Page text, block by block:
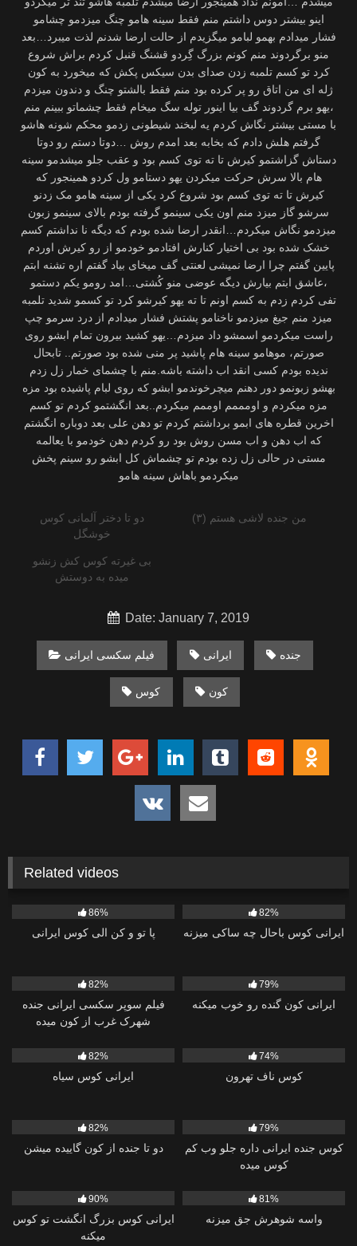
اینو بيشتر دوس داشتم منم فقط سینه هامو چنگ میزدمو چشامو
فشار میدادم بهمو لبامو میگزیدم از حالت ارضا شدنم لذت میبرد…بعد
منو برگردوند منم کونم بزرگ گِردو قشنگ قنبل کردم براش شروع
کرد تو کسم تلمبه زدن صدای بدن سیکس پکش که میخورد به کون
ژله ای من اتاق رو پر کرده بود منم فقط بالشتو چنگ و دندون میزدم
،یهو برم گردوند گف بیا اینور توله سگ میخام فقط چشماتو ببینم منم
با مستی بیشتر نگاش کردم یه لبخند شیطونی زدمو محکم شونه هاشو
گرفتم هلش دادم که بخابه بعد امدم روش …دوتا دستم رو دوتا
دستاش گزاشتمو کیرش تا ته توی کسم بود و عقب جلو میشدمو سینه
هام بالا سرش حرکت میکردن یهو دستامو ول کردو همینجور که
کیرش تا ته توی کسم بود شروع کرد یکی از سینه هامو مک زدنو
سرشو گاز میزد منم اون یکی سینمو گرفته بودم بالای سینمو زبون
میزدمو نگاش میکردم…انقدر ارضا شده بودم که دیگه نا نداشتم کسم
خشک شده بود بی اختیار کنارش افتادمو خودمو از رو کیرش اوردم
پایین گفتم چرا ارضا نمیشی لعنتی گف میخای بیاد گفتم اره تشنه ابتم
،عاشق ابتم بیارش دیگه عوضی منو کُشتی…امد رومو یکم دستمو
تفی کردم زدم به کسم اونم تا ته یهو کیرشو کرد تو کسمو شدید تلمبه
میزد منم جیغ میزدمو ناخنامو پشتش فشار میدادم از درد سرمو چپ
راست میکردمو اسمشو داد میزدم…یهو کشید بیرون تمام ابشو روی
صورتم، موهامو سینه هام پاشید پر منی شده بود صورتم.. تابحال
ندیده بودم کسی انقد اب داشته باشه.منم با چشمای خمار زل زدم
بهشو زبونمو دور دهنم میچرخوندمو ابشو که روی لبام پاشیده بود مزه
مزه میکردم و اومممم اوممم میکردم..بعد انگشتمو کردم تو کسم
اخرین قطره های ابمو برداشتم کردم تو دهن علی بعد دوباره انگشتم
که اب دهن و اب مسن روش بود رو کردم دهن خودمو با یعالمه
مستی در حالی زل زده بودم تو چشماش کل ابشو رو سینم پخش
میکردمو باهاش سینه هامو
دو تا دختر آلمانی کوس
خوشگل
من جنده لاشی هستم (۳)
بی غیرته کوس کش زنشو
میده به دوستش
Date: January 7, 2019
فیلم سکسی ایرانی ایرانی جنده
کوس کون
Related videos
86%
پا تو و کن الی کوس ایرانی
82%
ایرانی کوس باحال چه ساکی میزنه
82%
فیلم سوپر سکسی ایرانی جنده
شهرک غرب از کون میده
79%
ایرانی کون گنده رو خوب میکنه
82%
ایرانی کوس سیاه
74%
کوس ناف تهرون
82%
دو تا جنده از کون گاییده میشن
79%
کوس جنده ایرانی داره جلو وب کم
کوس میده
90%
ایرانی کوس بزرگ انگشت تو کوس
میکنه
81%
واسه شوهرش جق میزنه